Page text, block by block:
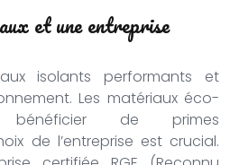
et une entreprise
isolants performants et
Les matériaux éco-
bénéficier de primes
de l’entreprise est crucial.